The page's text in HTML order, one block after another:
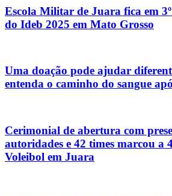
Escola Militar de Juara fica em
do Ideb 2025 em Mato Grosso
Uma doação pode ajudar
entenda o caminho do sangue
Cerimonial de abertura com
autoridades e 42 times marcou a
Voleibol em Juara